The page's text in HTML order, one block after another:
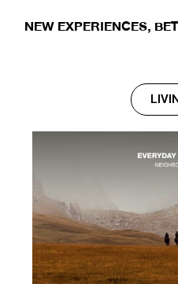
NEW EXPERIENCES,